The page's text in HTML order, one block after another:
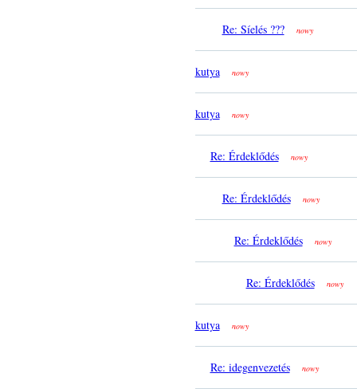
Re: Síelés ??? nowy
kutya nowy
kutya nowy
Re: Érdeklődés nowy
Re: Érdeklődés nowy
Re: Érdeklődés nowy
Re: Érdeklődés nowy
kutya nowy
Re: idegenvezetés nowy